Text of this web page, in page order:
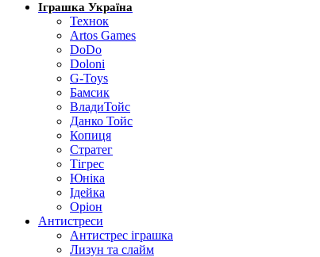
Іграшка Україна
Технок
Artos Games
DoDo
Doloni
G-Toys
Бамсик
ВладиТойс
Данко Тойс
Копиця
Стратег
Тігрес
Юніка
Ідейка
Оріон
Антистреси
Антистрес іграшка
Лизун та слайм